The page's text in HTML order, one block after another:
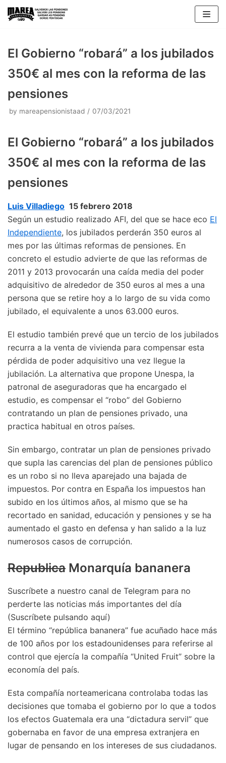
Skip
El Gobierno “robará” a los jubilados
350€ al mes con la reforma de las
pensiones
by mareapensionistaad 07/03/2021
El Gobierno “robará” a los jubilados
350€ al mes con la reforma de las
pensiones
Luis Villadiego 15 febrero 2018
Según un estudio realizado AFI, del que se hace eco El
Independiente, los jubilados perderán 350 euros al
mes por las últimas reformas de pensiones. En
concreto el estudio advierte de que las reformas de
2011 y 2013 provocarán una caída media del poder
adquisitivo de alrededor de 350 euros al mes a una
persona que se retire hoy a lo largo de su vida como
jubilado, el equivalente a unos 63.000 euros.
El estudio también prevé que un tercio de los jubilados
recurra a la venta de vivienda para compensar esta
pérdida de poder adquisitivo una vez llegue la
jubilación. La alternativa que propone Unespa, la
patronal de aseguradoras que ha encargado el
estudio, es compensar el “robo” del Gobierno
contratando un plan de pensiones privado, una
practica habitual en otros países.
Sin embargo, contratar un plan de pensiones privado
que supla las carencias del plan de pensiones público
es un robo si no lleva aparejado una bajada de
impuestos. Por contra en España los impuestos han
subido en los últimos años, al mismo que se ha
recortado en sanidad, educación y pensiones y se ha
aumentado el gasto en defensa y han salido a la luz
numerosos casos de corrupción.
Republica Monarquía bananera
Suscríbete a nuestro canal de Telegram para no
perderte las noticias más importantes del día
(Suscríbete pulsando aquí)
El término “república bananera” fue acuñado hace más
de 100 años por los estadounidenses para referirse al
control que ejercía la compañía “United Fruit” sobre la
economía del país.
Esta compañía norteamericana controlaba todas las
decisiones que tomaba el gobierno por lo que a todos
los efectos Guatemala era una “dictadura servil” que
gobernaba en favor de una empresa extranjera en
lugar de pensando en los intereses de sus ciudadanos.